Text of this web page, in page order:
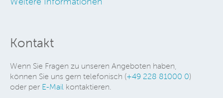
Kontakt
Wenn Sie Fragen zu unseren Angeboten haben,
können Sie uns gern telefonisch (+49 228 81000 0)
oder per E-Mail kontaktieren.